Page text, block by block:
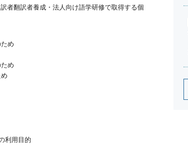
者翻訳者養成・法人向け語学研修で取得する個
め
め
利用目的